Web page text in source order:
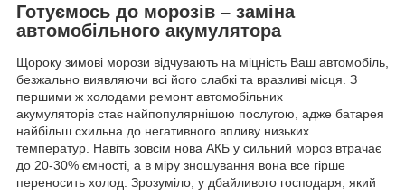
Готуємось до морозів – заміна
автомобільного акумулятора
Щороку зимові морози відчувають на міцність Ваш автомобіль,
безжально виявляючи всі його слабкі та вразливі місця. З
першими ж холодами ремонт автомобільних
акумуляторів стає найпопулярнішою послугою, адже батарея
найбільш схильна до негативного впливу низьких
температур. Навіть зовсім нова АКБ у сильний мороз втрачає
до 20-30% ємності, а в міру зношування вона все гірше
переносить холод. Зрозуміло, у дбайливого господаря, який